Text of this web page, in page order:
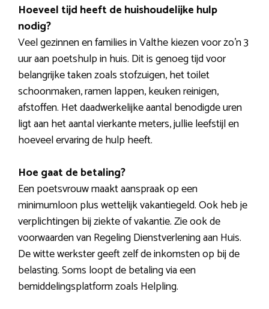
Hoeveel tijd heeft de huishoudelijke hulp
nodig?
Veel gezinnen en families in Valthe kiezen voor zo’n 3
uur aan poetshulp in huis. Dit is genoeg tijd voor
belangrijke taken zoals stofzuigen, het toilet
schoonmaken, ramen lappen, keuken reinigen,
afstoffen. Het daadwerkelijke aantal benodigde uren
ligt aan het aantal vierkante meters, jullie leefstijl en
hoeveel ervaring de hulp heeft.
Hoe gaat de betaling?
Een poetsvrouw maakt aanspraak op een
minimumloon plus wettelijk vakantiegeld. Ook heb je
verplichtingen bij ziekte of vakantie. Zie ook de
voorwaarden van Regeling Dienstverlening aan Huis.
De witte werkster geeft zelf de inkomsten op bij de
belasting. Soms loopt de betaling via een
bemiddelingsplatform zoals Helpling.